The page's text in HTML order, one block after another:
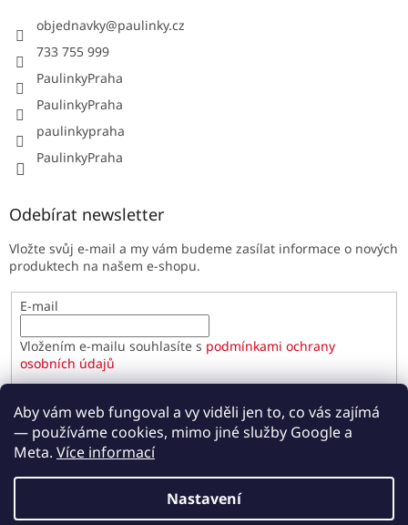
Aby vám web fungoval a vy viděli jen to, co vás zajímá
— používáme cookies, mimo jiné služby Google a
Meta. Více informací
Nastavení
objednavky@paulinky.cz
733 755 999
PaulinkyPraha
PaulinkyPraha
paulinkypraha
PaulinkyPraha
Odebírat newsletter
Vložte svůj e-mail a my vám budeme zasílat informace o nových
produktech na našem e-shopu.
E-mail
Vložením e-mailu souhlasíte s podmínkami ochrany
osobních údajů
PŘIHLÁSIT SE